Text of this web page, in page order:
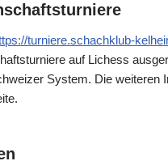
turniere.schachklub-
auf Lichess
System. Die weiteren